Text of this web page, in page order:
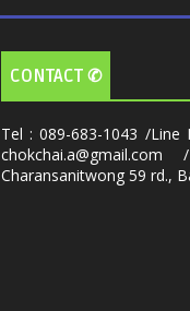
CONTACT ✆
Tel : 089-683-1043 /Line
Charansanitwong 59 rd.,